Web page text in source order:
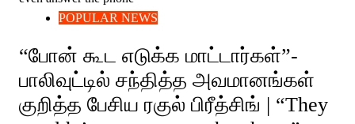
POPULAR NEWS
“போன் கூட எடுக்க மாட்டார்கள்”-
பாலிவுட்டில் சந்தித்த அவமானங்கள்
குறித்த பேசிய ரகுல் பிரீத்சிங் | “They